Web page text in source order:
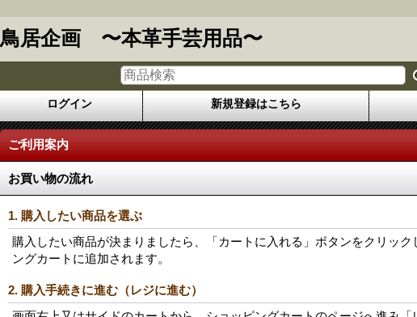
鳥居企画 〜本革手芸用品〜
ログイン 新規登録はこちら
ご利用案内
お買い物の流れ
1. 購入したい商品を選ぶ
購入したい商品が決まりましたら、「カートに入れる」ボタンをクリッ
ングカートに追加されます。
2. 購入手続きに進む（レジに進む）